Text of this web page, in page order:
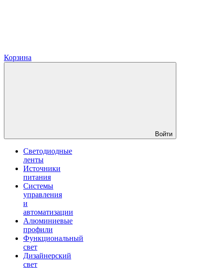
Корзина
Войти
Светодиодные
ленты
Источники
питания
Системы
управления
и
автоматизации
Алюминиевые
профили
Функциональный
свет
Дизайнерский
свет